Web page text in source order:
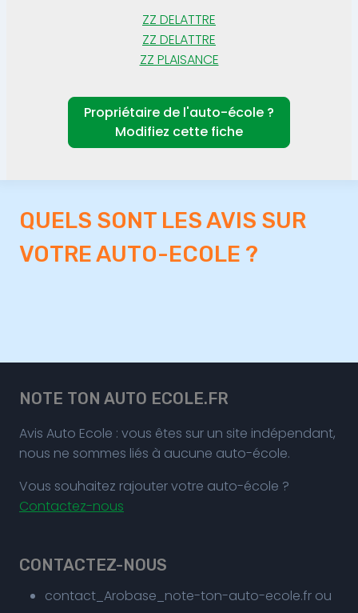
ZZ DELATTRE
ZZ DELATTRE
ZZ PLAISANCE
Propriétaire de l'auto-école ?
Modifiez cette fiche
QUELS SONT LES AVIS SUR
VOTRE AUTO-ECOLE ?
NOTE TON AUTO ECOLE.FR
Avis Auto Ecole : vous êtes sur un site indépendant,
nous ne sommes liés à aucune auto-école.
Vous souhaitez rajouter votre auto-école ?
Contactez-nous
CONTACTEZ-NOUS
contact_Arobase_note-ton-auto-ecole.fr ou